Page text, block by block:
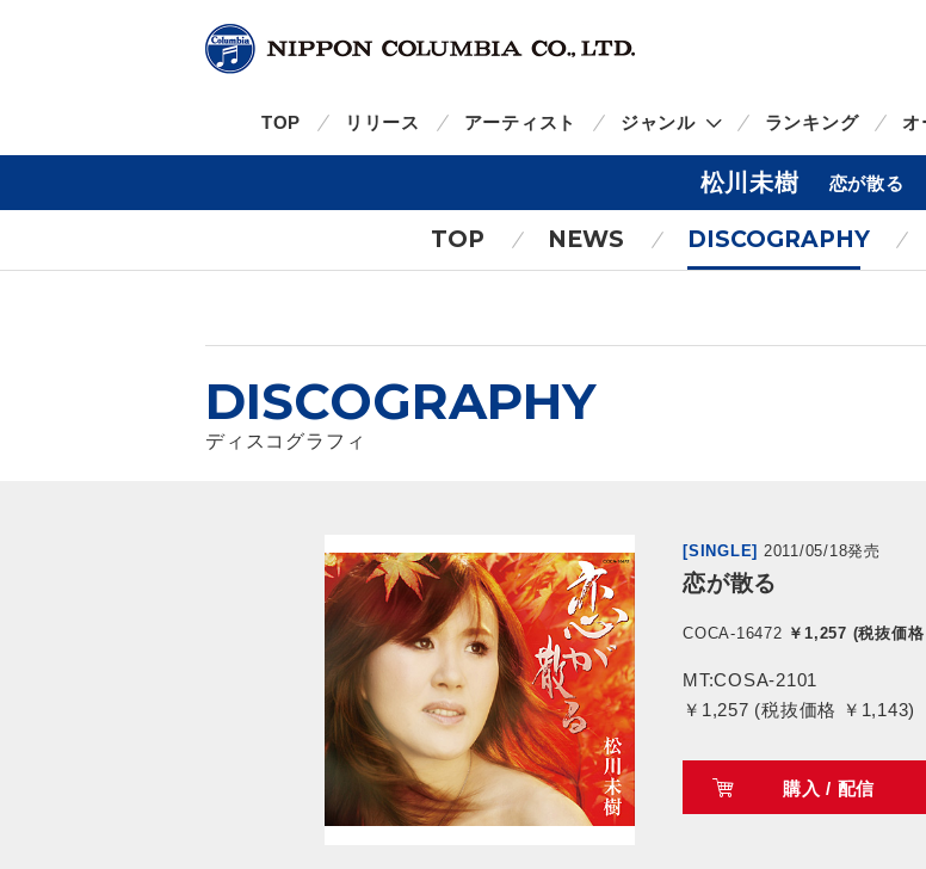
TOP リリース アーティスト ジャンル ランキング オ
松川未樹 恋が散る
TOP NEWS DISCOGRAPHY
DISCOGRAPHY
ディスコグラフィ
[SINGLE] 2011/05/18発売
恋が散る
COCA-16472 ￥1,257 (税抜価
MT:COSA-2101
￥1,257 (税抜価格 ￥1,143)
購入 / 配信